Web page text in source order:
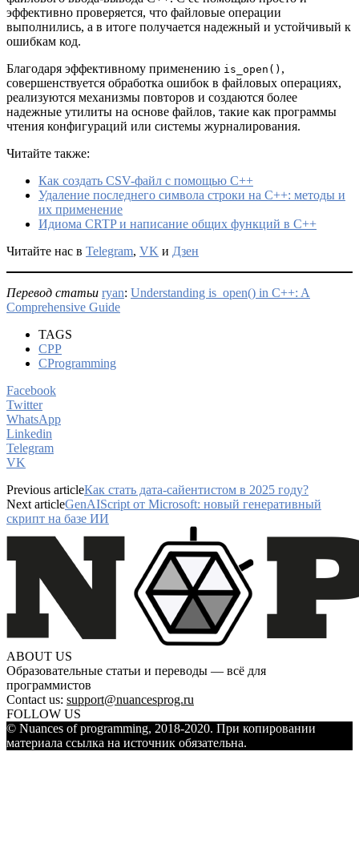
эффективно проверяется, что файловые операции
выполнились, а в итоге получается надежный и устойчивый к
ошибкам код.
Благодаря эффективному применению is_open() ,
совершенствуется обработка ошибок в файловых операциях,
реализуются механизмы повторов и создаются более
надежные утилиты на основе файлов, такие как программы
чтения конфигураций или системы журналирования.
Читайте также:
Как создать CSV-файл с помощью C++
Удаление последнего символа строки на C++: методы и
их применение
Идиома CRTP и написание общих функций в C++
Читайте нас в Telegram, VK и Дзен
Перевод статьи ryan: Understanding is_open() in C++: A
Comprehensive Guide
TAGS
CPP
CProgramming
Facebook
Twitter
WhatsApp
Linkedin
Telegram
VK
Previous articleКак стать дата-сайентистом в 2025 году?
Next articleGenAIScript от Microsoft: новый генеративный
скрипт на базе ИИ
ABOUT US
Образовательные статьи и переводы — всё для
программистов
Contact us: support@nuancesprog.ru
FOLLOW US
© Nuances of programming, 2018-2020. При копировании
материала ссылка на источник обязательна.